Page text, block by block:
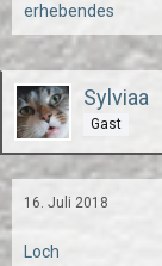
erhebendes
Sylviaa
Gast
16. Juli 2018
Loch